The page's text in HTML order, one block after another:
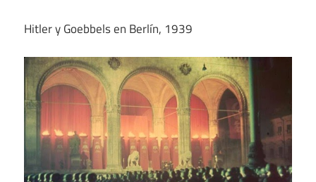
Hitler y Goebbels en Berlín, 1939